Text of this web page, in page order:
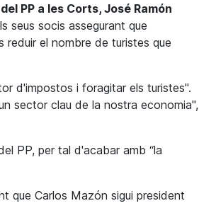
PP a les Corts, José Ramón
seus socis assegurant que
reduir el nombre de turistes que
d'impostos i foragitar els turistes".
sector clau de la nostra economia",
PP, per tal d'acabar amb “la
que Carlos Mazón sigui president